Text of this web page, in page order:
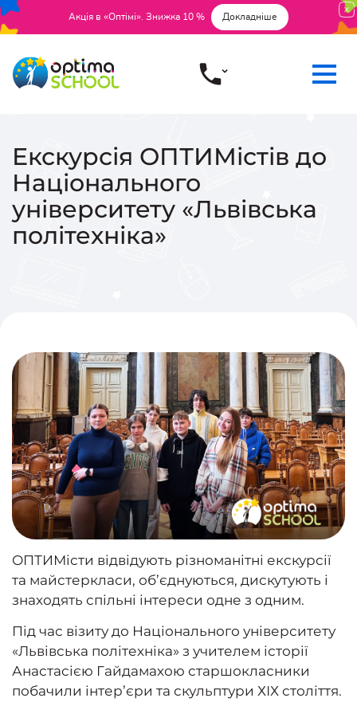
Акція в «Оптімі». Знижка 10 % Докладніше
Екскурсія ОПТИМістів до
Національного
університету «Львівська
політехніка»
ОПТИМісти відвідують різноманітні екскурсії
та майстеркласи, об’єднуються, дискутують і
знаходять спільні інтереси одне з одним.
Під час візиту до Національного університету
«Львівська політехніка» з учителем історії
Анастасією Гайдамахою старшокласники
побачили інтер’єри та скульптури ХІХ століття.